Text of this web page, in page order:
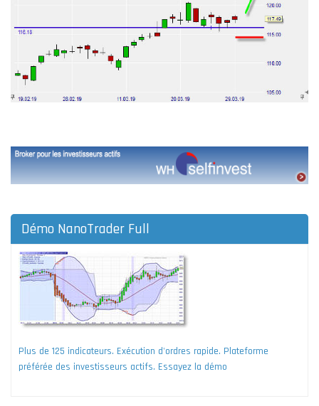
Démo NanoTrader Full
Plus de 125 indicateurs. Exécution d'ordres rapide. Plateforme
préférée des investisseurs actifs. Essayez la démo